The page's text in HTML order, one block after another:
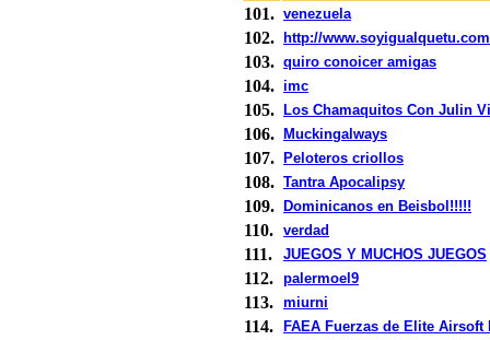
101. venezuela
102. http://
103. quiro conoicer amigas
104. imc
105. Los Chamaquitos Con Julin
106. Muckingalways
107. Peloteros criollos
108. Tantra Apocalipsy
109. Dominicanos en Beisbol!!!!!
110. verdad
111. JUEGOS Y MUCHOS JUEGOS
112. palermoel9
113. miurni
114. FAEA Fuerzas de Elite Airsoft